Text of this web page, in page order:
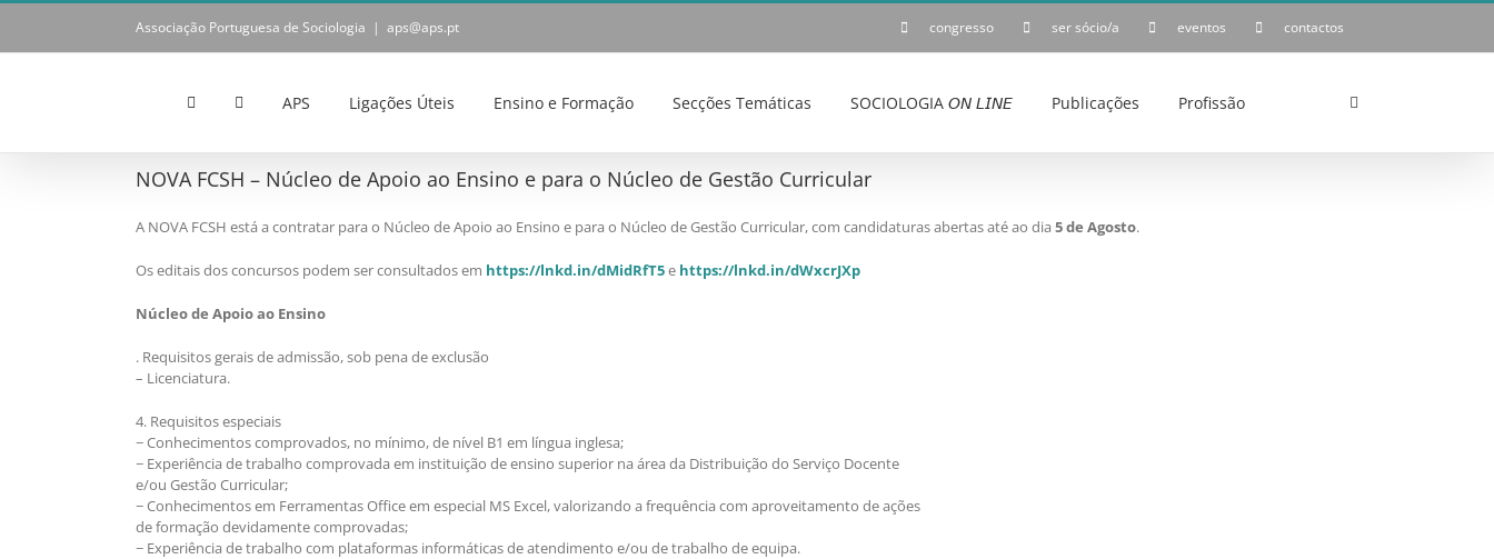
Skip
content
Associação Portuguesa de Sociologia | aps@aps.pt congresso ser sócio/a eventos contactos
APS Ligações Úteis Ensino e Formação Secções Temáticas SOCIOLOGIA 𝘖𝘕 𝘓𝘐𝘕𝘌 Publicações Profissão
NOVA FCSH – Núcleo de Apoio ao Ensino e para o Núcleo de Gestão Curricular
A NOVA FCSH está a contratar para o Núcleo de Apoio ao Ensino e para o Núcleo de Gestão Curricular, com candidaturas abertas até ao dia 5 de Agosto.
Os editais dos concursos podem ser consultados em https://lnkd.in/dMidRfT5e https://lnkd.in/dWxcrJXp
Núcleo de Apoio ao Ensino
. Requisitos gerais de admissão, sob pena de exclusão
– Licenciatura.
4. Requisitos especiais
− Conhecimentos comprovados, no mínimo, de nível B1 em língua inglesa;
− Experiência de trabalho comprovada em instituição de ensino superior na área da Distribuição do Serviço Docente
e/ou Gestão Curricular;
− Conhecimentos em Ferramentas Office em especial MS Excel, valorizando a frequência com aproveitamento de ações
de formação devidamente comprovadas;
− Experiência de trabalho com plataformas informáticas de atendimento e/ou de trabalho de equipa.